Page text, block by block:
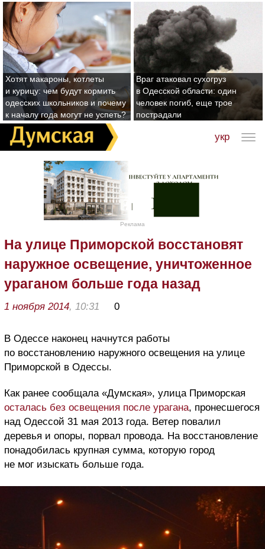
Хотят макароны, котлеты
и курицу: чем будут кормить
одесских школьников и почему
к началу года могут не успеть?
Враг атаковал сухогруз
в Одесской области: один
человек погиб, еще трое
пострадали
укр
Реклама
На улице Приморской восстановят
наружное освещение, уничтоженное
ураганом больше года назад
1 ноября 2014, 10:31 0
В Одессе наконец начнутся работы
по восстановлению наружного освещения на улице
Приморской в Одессы.
Как ранее сообщала «Думская», улица Приморская
осталась без освещения после урагана, пронесшегося
над Одессой 31 мая 2013 года. Ветер повалил
деревья и опоры, порвал провода. На восстановление
понадобилась крупная сумма, которую город
не мог изыскать больше года.